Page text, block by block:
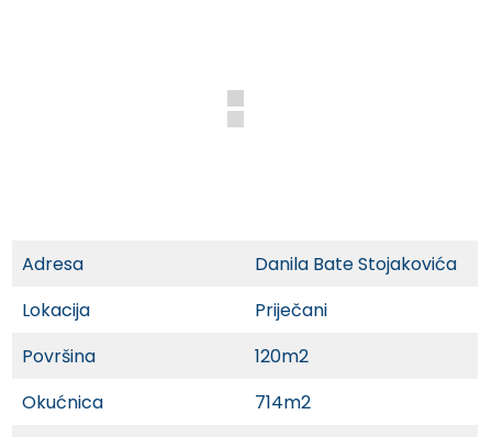
Adresa
Danila Bate Stojakovića
Lokacija
Priječani
Površina
120m2
Okućnica
714m2